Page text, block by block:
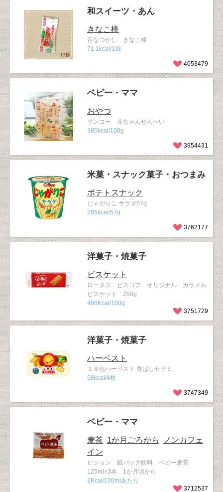
和スイーツ・あん
きなこ棒
昔なつかし きなこ棒
71.1kcal/1袋
4053479
ベビー・ママ
おやつ
サンコー 赤ちゃんせんべい
385kcal/100g
3954431
米菓・スナック菓子・おつまみ
ポテトスナック
じゃがりこ サラダ57g
285kcal/57g
3762177
洋菓子・焼菓子
ビスケット
ロータス ビスコフ オリジナル カラメル
ビスケット 250g
486Kcal/100g
3751729
洋菓子・焼菓子
ハーベスト
１８包ハーベスト 香ばしセサミ
58kcal/4枚
3747349
ベビー・ママ
麦茶 1か月ごろから
ノンカフェ
イン
ピジョン 紙パック飲料 ベビー麦茶
125ml×3本 1か月頃から
2Kcal/100mlあたり
3712537